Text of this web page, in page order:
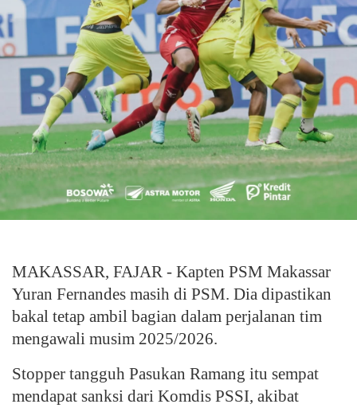
MAKASSAR, FAJAR - Kapten PSM Makassar
Yuran Fernandes masih di PSM. Dia dipastikan
bakal tetap ambil bagian dalam perjalanan tim
mengawali musim 2025/2026.
Stopper tangguh Pasukan Ramang itu sempat
mendapat sanksi dari Komdis PSSI, akibat